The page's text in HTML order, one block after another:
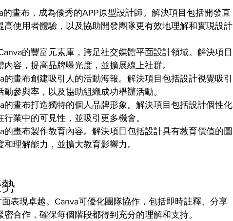
的畫布，成為優秀的APP原型設計師。解決項目包括開發直
高使用者體驗，以及協助開發團隊更有效地理解和實現設計
的豐富元素庫，跨足社交媒體平面設計領域。解決項目
容，提高品牌曝光度，並擴展線上社群。
的畫布創建吸引人的活動海報。解決項目包括設計視覺吸引
參與率，以及協助組織成功舉辦活動。
的畫布打造獨特的個人品牌形象。解決項目包括設計個性化
業中的可見性，並吸引更多機會。
的畫布製作教育內容。解決項目包括設計具有教育價值的圖
理解能力，並擴大教育影響力。
表現卓越。Canva可優化團隊協作，包括即時註釋、分享
合作，確保每個階段都得到充分的理解和支持。